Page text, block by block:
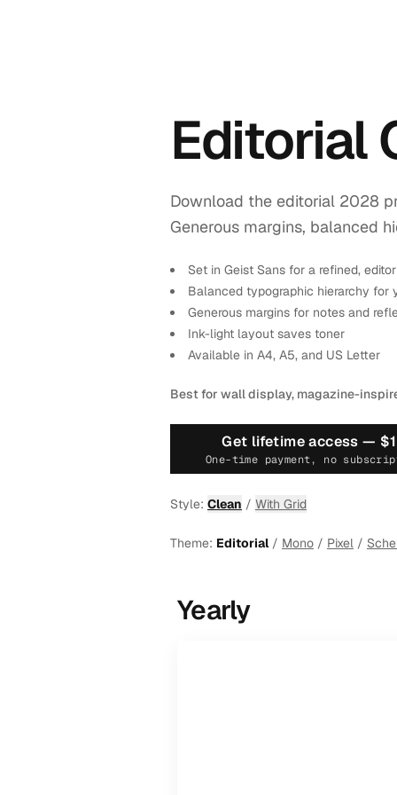
Editorial
Download the editorial 2028
Generous margins, balanced
Set in Geist Sans for a refined,
Balanced typographic hierarchy for
Generous margins for notes and
Ink-light layout saves toner
Available in A4, A5, and US Letter
Best for wall display, magazine-
Get lifetime access —
One-time payment, no
Style: Clean / With Grid
Theme: Editorial/ Mono / Pixel /
Yearly